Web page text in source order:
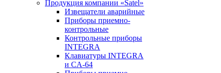
Продукция компании «Satel»
Извещатели аварийные
Приборы приемно-
контрольные
Контрольные приборы
INTEGRA
Клавиатуры INTEGRA
и CA-64